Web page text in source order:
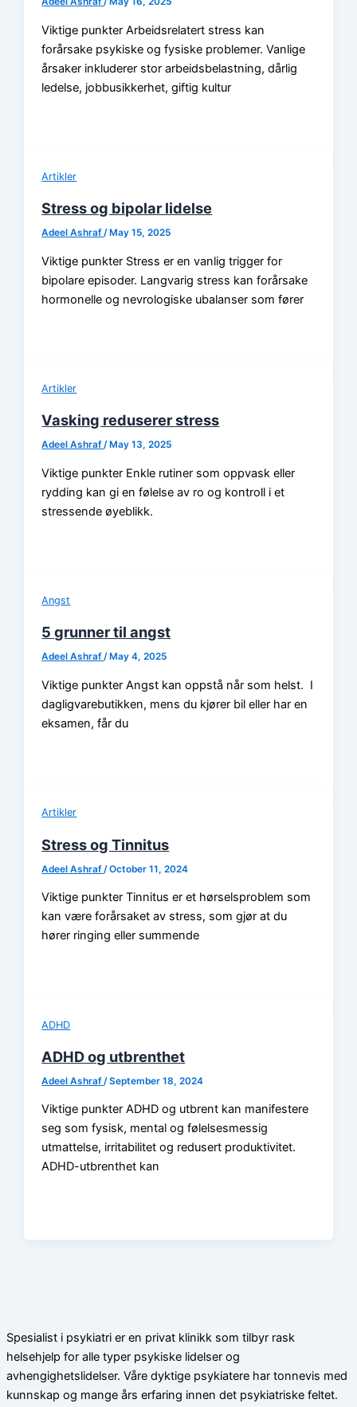
Viktige punkter Arbeidsrelatert stress kan
forårsake psykiske og fysiske problemer. Vanlige
årsaker inkluderer stor arbeidsbelastning, dårlig
ledelse, jobbusikkerhet, giftig kultur
Artikler
Stress og bipolar lidelse
Adeel Ashraf/ May 15, 2025
Viktige punkter Stress er en vanlig trigger for
bipolare episoder. Langvarig stress kan forårsake
hormonelle og nevrologiske ubalanser som fører
Artikler
Vasking reduserer stress
Adeel Ashraf/ May 13, 2025
Viktige punkter Enkle rutiner som oppvask eller
rydding kan gi en følelse av ro og kontroll i et
stressende øyeblikk.
Angst
5 grunner til angst
Adeel Ashraf/ May 4, 2025
Viktige punkter Angst kan oppstå når som helst. I
dagligvarebutikken, mens du kjører bil eller har en
eksamen, får du
Artikler
Stress og Tinnitus
Adeel Ashraf /October 11, 2024
Viktige punkter Tinnitus er et hørselsproblem som
kan være forårsaket av stress, som gjør at du
hører ringing eller summende
ADHD
ADHD og utbrenthet
Adeel Ashraf /September 18, 2024
Viktige punkter ADHD og utbrent kan manifestere
seg som fysisk, mental og følelsesmessig
utmattelse, irritabilitet og redusert produktivitet.
ADHD-utbrenthet kan
Spesialist i psykiatri er en privat klinikk som tilbyr rask
helsehjelp for alle typer psykiske lidelser og
avhengighetslidelser. Våre dyktige psykiatere har tonnevis med
kunnskap og mange års erfaring innen det psykiatriske feltet.